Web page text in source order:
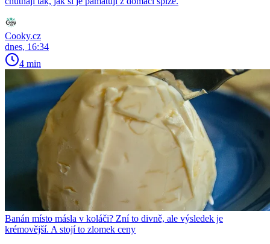
Cooky.cz
dnes, 16:34
4 min
Banán místo másla v koláči? Zní to divně, ale výsledek je
krémovější. A stojí to zlomek ceny